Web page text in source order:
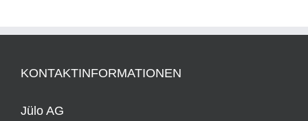
KONTAKTINFORMATIONEN
Jülo AG